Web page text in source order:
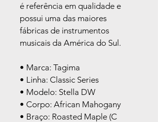
é referência em qualidade e
possui uma das maiores
fábricas de instrumentos
musicais da América do Sul.
• Marca: Tagima
• Linha: Classic Series
• Modelo: Stella DW
• Corpo: African Mahogany
• Braço: Roasted Maple (C